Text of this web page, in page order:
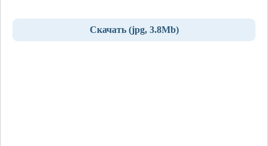
Скачать (jpg, 3.8Mb)